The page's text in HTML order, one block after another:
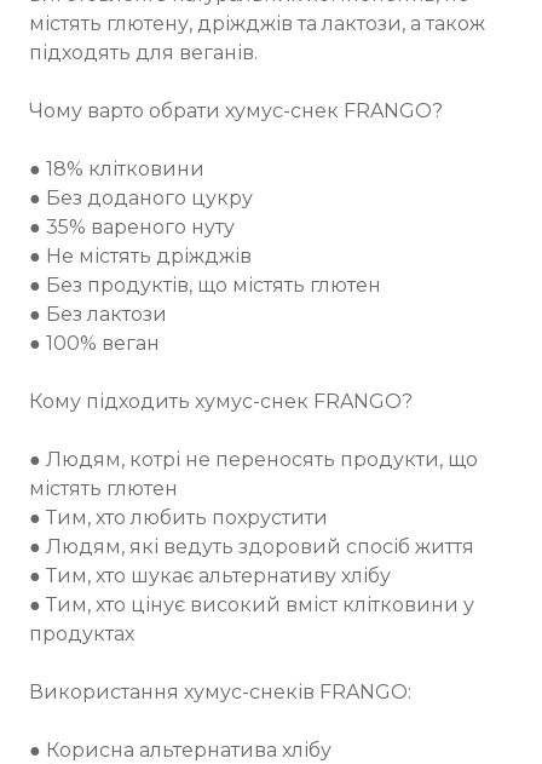
містять глютену, дріжджів та лактози, а також
підходять для веганів.
Чому варто обрати хумус-снек FRANGO?
● 18% клітковини
● Без доданого цукру
● 35% вареного нуту
● Не містять дріжджів
● Без продуктів, що містять глютен
● Без лактози
● 100% веган
Кому підходить хумус-снек FRANGO?
● Людям, котрі не переносять продукти, що
містять глютен
● Тим, хто любить похрустити
● Людям, які ведуть здоровий спосіб життя
● Тим, хто шукає альтернативу хлібу
● Тим, хто цінує високий вміст клітковини у
продуктах
Використання хумус-снеків FRANGO:
● Корисна альтернатива хлібу